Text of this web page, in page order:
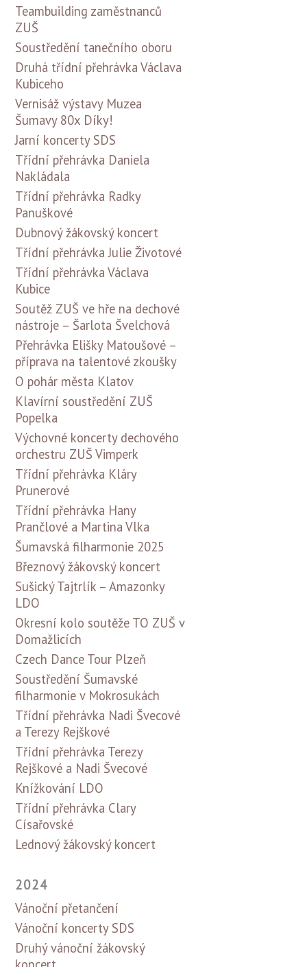
Teambuilding zaměstnanců
ZUŠ
Soustředění tanečního oboru
Druhá třídní přehrávka Václava
Kubiceho
Vernisáž výstavy Muzea
Šumavy 80x Díky!
Jarní koncerty SDS
Třídní přehrávka Daniela
Nakládala
Třídní přehrávka Radky
Panuškové
Dubnový žákovský koncert
Třídní přehrávka Julie Životové
Třídní přehrávka Václava
Kubice
Soutěž ZUŠ ve hře na dechové
nástroje – Šarlota Švelchová
Přehrávka Elišky Matoušové –
příprava na talentové zkoušky
O pohár města Klatov
Klavírní soustředění ZUŠ
Popelka
Výchovné koncerty dechového
orchestru ZUŠ Vimperk
Třídní přehrávka Kláry
Prunerové
Třídní přehrávka Hany
Prančlové a Martina Vlka
Šumavská filharmonie 2025
Březnový žákovský koncert
Sušický Tajtrlík – Amazonky
LDO
Okresní kolo soutěže TO ZUŠ v
Domažlicích
Czech Dance Tour Plzeň
Soustředění Šumavské
filharmonie v Mokrosukách
Třídní přehrávka Nadi Švecové
a Terezy Rejškové
Třídní přehrávka Terezy
Rejškové a Nadi Švecové
Knížkování LDO
Třídní přehrávka Clary
Císařovské
Lednový žákovský koncert
2024
Vánoční přetančení
Vánoční koncerty SDS
Druhý vánoční žákovský